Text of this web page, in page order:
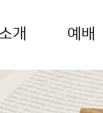
개 예배